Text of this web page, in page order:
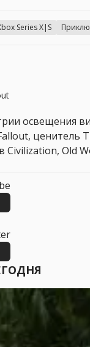
Series X|S
освещения
ценитель
Civilization, Old